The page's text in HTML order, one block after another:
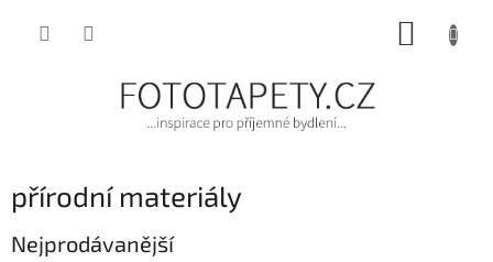
přírodní materiály
Nejprodávanější